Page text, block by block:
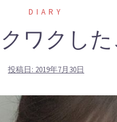
DIARY
ワクした
投稿日: 2019年7月30日